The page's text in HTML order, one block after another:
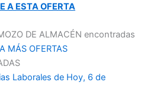
A ESTA OFERTA
DE ALMACÉN encontradas
MÁS OFERTAS
Laborales de Hoy, 6 de